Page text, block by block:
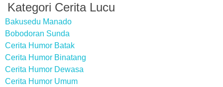
Kategori Cerita Lucu
Bakusedu Manado
Bobodoran Sunda
Cerita Humor Batak
Cerita Humor Binatang
Cerita Humor Dewasa
Cerita Humor Umum